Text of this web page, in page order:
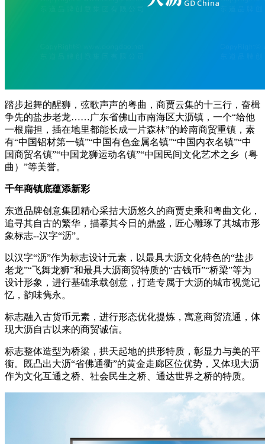
踏步起舞的醒狮，弦歌声声的粤曲，商贾云集的十三行，奋楫
争先的盐步老龙……广东省佛山市南海区大沥镇，一个“给他
一根扁担，插在地里都能长成一片森林”的岭南商贸重镇，素
有“中国铝材第一镇”“中国有色金属名镇”“中国内衣名镇”“中
国商贸名镇”“中国龙狮运动名镇”“中国民间文化艺术之乡（粤
曲）”等美誉。
千年商镇底蕴添新彩
东道品牌创意集团精心采拮大沥悠久的商贾史乘和粤曲文化，
追寻其自古的繁华，描摹其今日的鼎盛，匠心雕琢了其城市形
象标志--汉字“沥”。
以汉字“沥”作为标志设计元素，以最具大沥文化特色的“盐步
老龙”“飞舞龙狮”和最具大沥商贸特质的“古钱币”“桥梁”等为
设计形象，进行基础承载创意，打造专属于大沥的城市视觉记
忆，韵味隽永。
标志融入古货币元素，进行形态优化提炼，寓意商贸流通，体
现大沥自古以来的商贸诚信。
标志整体造型为桥梁，拱天起地的拱形特质，彰显力与美的平
衡。既凸出大沥“省佛通衢”的黄金走廊区位优势，又体现大沥
作为文化互通之桥、社会民生之桥、通达世界之桥的特质。